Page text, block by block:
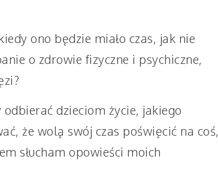
ono będzie miało czas, jak nie
o zdrowie fizyczne i psychiczne,
dzieciom życie, jakiego
że wolą swój czas poświęcić na coś,
słucham opowieści moich